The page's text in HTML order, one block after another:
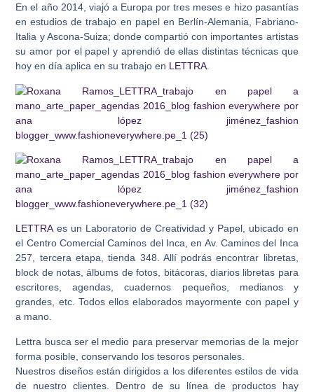
En el año 2014, viajó a Europa por tres meses e hizo pasantías
en estudios de trabajo en papel en Berlín-Alemania, Fabriano-
Italia y Ascona-Suiza; donde compartió con importantes artistas
su amor por el papel y aprendió de ellas distintas técnicas que
hoy en día aplica en su trabajo en LETTRA
LETTRA es un Laboratorio de Creatividad y Papel, ubicado en
el Centro Comercial Caminos del Inca, en Av. Caminos del Inca
257, tercera etapa, tienda 348. Allí podrás encontrar libretas,
block de notas, álbums de fotos, bitácoras, diarios libretas para
escritores, agendas, cuadernos pequeños, medianos y
grandes, etc. Todos ellos elaborados mayormente con papel y
a mano.
Lettra busca ser el medio para preservar memorias de la mejor
forma posible, conservando los tesoros personales.
Nuestros diseños están dirigidos a los diferentes estilos de vida
de nuestro clientes. Dentro de su línea de productos hay